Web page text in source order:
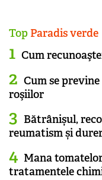
Top Paradis verde
Cum
Cum se
roşiilor
Bătrânișul,
reumatism și
Mana
tratamentele